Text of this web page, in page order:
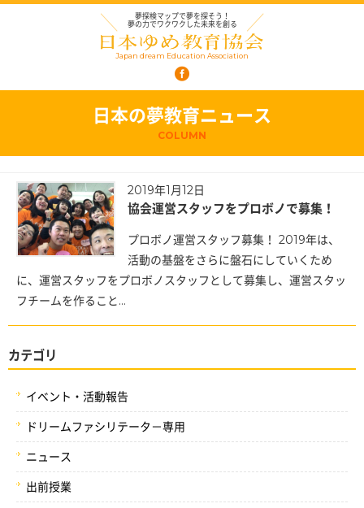
夢探検マップで夢を探そう！
夢の力でワクワクした未来を創る
Japan dream Education Association
日本の夢教育ニュース
COLUMN
2019年1月12日
協会運営スタッフをプロボノで募集！
プロボノ運営スタッフ募集！ 2019年は、
活動の基盤をさらに盤石にしていくため
に、運営スタッフをプロボノスタッフとして募集し、運営スタッ
フチームを作ること...
カテゴリ
イベント・活動報告
ドリームファシリテータ－専用
ニュース
出前授業